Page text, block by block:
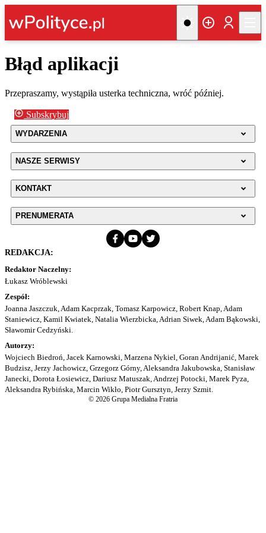
Błąd aplikacji
Przepraszamy, wystąpiła usterka techniczna, wróć później.
Subskrybuj
WYDARZENIA
NASZE SERWISY
KONTAKT
PRENUMERATA
REDAKCJA:
Redaktor Naczelny:
Łukasz Wróblewski
Zespół:
Joanna Jaszczuk, Adam Kacprzak, Tomasz Karpowicz, Robert Knap, Adam
Staniewicz, Kamil Kwiatek, Natalia Wierzbicka, Adrian Siwek, Adam Bąkowski,
Sławomir Cedzyński.
Autorzy:
Wojciech Biedroń, Jacek Karnowski, Marzena Nykiel, Goran Andrijanić, Marek
Budzisz, Jerzy Jachowicz, Grzegorz Górny, Aleksandra Jakubowska, Stanisław
Janecki, Dorota Łosiewicz, Dariusz Matuszak, Andrzej Potocki, Marek Pyza,
Aleksandra Rybińska, Marcin Wikło, Piotr Gursztyn, Jerzy Szmit.
© 2026 Grupa Medialna Fratria